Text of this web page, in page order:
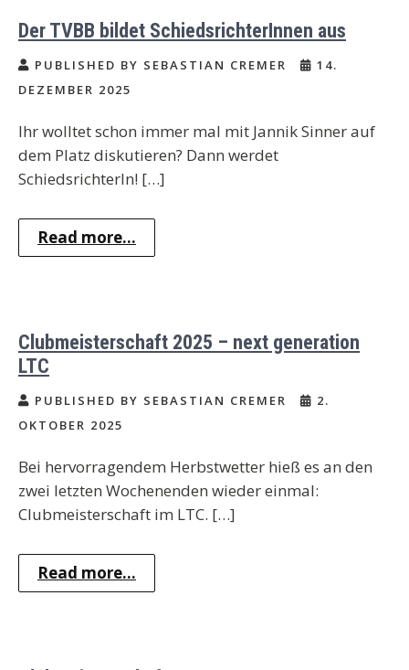
Der TVBB bildet SchiedsrichterInnen aus
PUBLISHED BY SEBASTIAN CREMER
14.
DEZEMBER 2025
Ihr wolltet schon immer mal mit Jannik Sinner auf
dem Platz diskutieren? Dann werdet
SchiedsrichterIn! […]
Read more...
Clubmeisterschaft 2025 – next generation
LTC
PUBLISHED BY SEBASTIAN CREMER
2.
OKTOBER 2025
Bei hervorragendem Herbstwetter hieß es an den
zwei letzten Wochenenden wieder einmal:
Clubmeisterschaft im LTC. […]
Read more...